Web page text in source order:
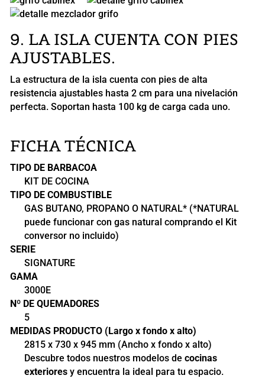
9. LA ISLA CUENTA CON PIES
AJUSTABLES.
La estructura de la isla cuenta con pies de alta
resistencia ajustables hasta 2 cm para una nivelación
perfecta. Soportan hasta 100 kg de carga cada uno.
FICHA TÉCNICA
TIPO DE BARBACOA
KIT DE COCINA
TIPO DE COMBUSTIBLE
GAS BUTANO, PROPANO O NATURAL* (*NATURAL
puede funcionar con gas natural comprando el Kit
conversor no incluido)
SERIE
SIGNATURE
GAMA
3000E
Nº DE QUEMADORES
5
MEDIDAS PRODUCTO (Largo x fondo x alto)
2815 x 730 x 945 mm (Ancho x fondo x alto)
Descubre todos nuestros modelos de cocinas
exterioresy encuentra la ideal para tu espacio.